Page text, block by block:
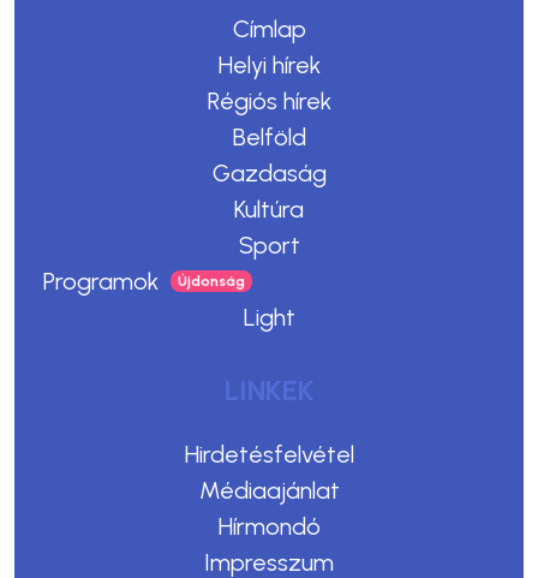
Címlap
Helyi hírek
Régiós hírek
Belföld
Gazdaság
Kultúra
Sport
Programok
Light
LINKEK
Hirdetésfelvétel
Médiaajánlat
Hírmondó
Impresszum